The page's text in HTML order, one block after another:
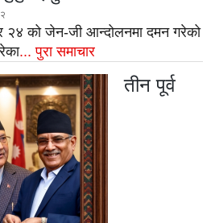
२४ को जेन-जी आन्दोलनमा दमन गरेको
... पुरा समाचार
तीन पूर्व